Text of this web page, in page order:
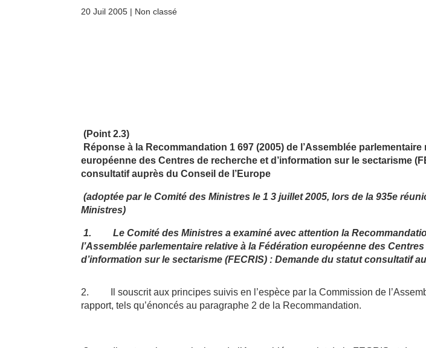
20 Juil 2005 | Non classé
(Point 2.3)
Réponse à la Recommandation 1 697 (2005) de l’Assemblée parlementaire
européenne des Centres de recherche et d’information sur le sectarisme
consultatif auprès du Conseil de l’Europe
(adoptée par le Comité des Ministres le1 3 juillet 2005,lors de la 935e
Ministres)
1. Le Comité des Ministres a examiné avec attention la
l’Assemblée parlementaire relative à la Fédération européenne des
d’information sur le sectarisme (FECRIS) : Demande du statut consultatif
2.
Il souscrit aux principes suivis en l’espèce par la Commission de
rapport, tels qu’énoncés au paragraphe 2 de la Recommandation.